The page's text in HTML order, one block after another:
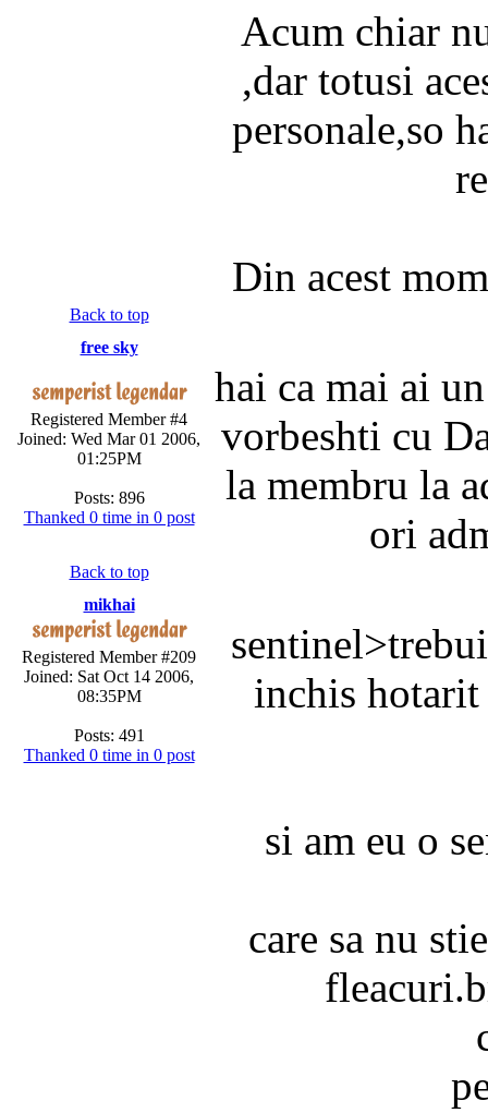
Acum chiar
,dar totusi
personale,so
Din acest
Back to top
free sky
Registered Member #4
Joined: Wed Mar 01 2006,
01:25PM
Posts: 896
Thanked 0 time in 0 post
hai ca mai ai
vorbeshti cu
la membru la
ori
Back to top
mikhai
Registered Member #209
Joined: Sat Oct 14 2006,
08:35PM
Posts: 491
Thanked 0 time in 0 post
inchis hotarit
si am eu o
care sa nu